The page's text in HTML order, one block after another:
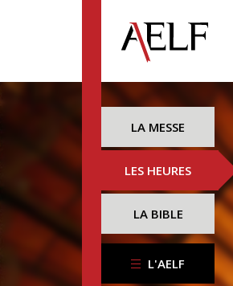
LA MESSE
LES HEURES
LA BIBLE
L'AELF